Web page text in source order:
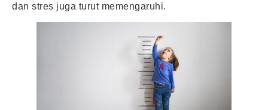
dan stres juga turut memengaruhi.